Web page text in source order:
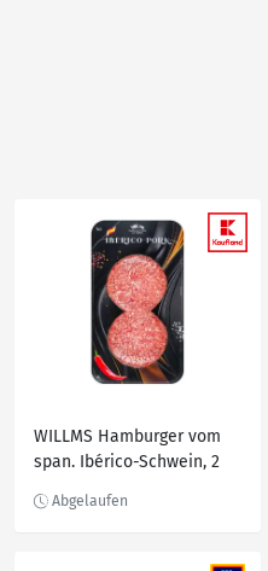
WILLMS Hamburger vom
span. Ibérico-Schwein, 2